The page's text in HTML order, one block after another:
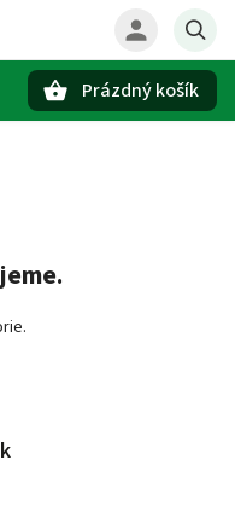
Prázdný košík